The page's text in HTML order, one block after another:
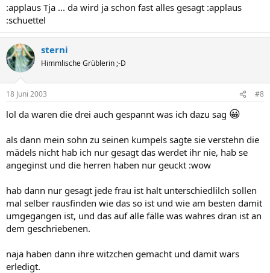
:applaus Tja ... da wird ja schon fast alles gesagt :applaus
:schuettel
sterni
Himmlische Grüblerin ;-D
18 Juni 2003 #8
lol da waren die drei auch gespannt was ich dazu sag 😀
als dann mein sohn zu seinen kumpels sagte sie verstehn die
mädels nicht hab ich nur gesagt das werdet ihr nie, hab se
angeginst und die herren haben nur geuckt :wow
hab dann nur gesagt jede frau ist halt unterschiedlilch sollen
mal selber rausfinden wie das so ist und wie am besten damit
umgegangen ist, und das auf alle fälle was wahres dran ist an
dem geschriebenen.
naja haben dann ihre witzchen gemacht und damit wars
erledigt.